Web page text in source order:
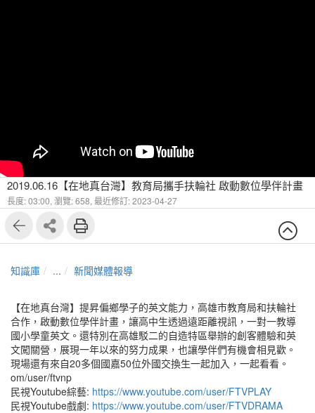
2019.06.16【在地真台灣】教育局攜手扶輪社 啟動數位學伴計畫
長度: 03:00, 瀏覽: 658, 最近修訂: 2023-04-27
知識庫 ... 新聞媒體報導
【在地真台灣】提昇偏鄉學子的英文能力，高雄市教育局和扶輪社
合作，啟動數位學伴計畫，讓高中生透過遠距離視訊，一對一教導
國小學童英文。還特別在高雄駁二的自造特區舉辦的創客體驗和英
文闖關營，展現一年以來的努力成果，也讓學伴們有機會相見歡。
現場還有來自20多個國嘉50位外國交換生一起加入，一起看看。
om/user/ftvnp
民視Youtube綜藝: https://www.youtube.com/user/FTVPLAY
民視Youtube戲劇: https://www.youtube.com/user/FTVDRAMA